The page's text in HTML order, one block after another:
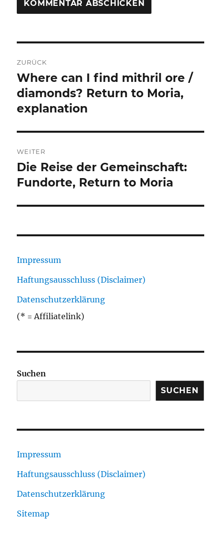
ZURÜCK
Vorheriger
Beitrag:
Where can I find mithril ore /
diamonds? Return to Moria,
explanation
WEITER
Nächster
Beitrag:
Die Reise der Gemeinschaft:
Fundorte, Return to Moria
Impressum
Haftungsausschluss (Disclaimer)
Datenschutzerklärung
(* = Affiliatelink)
Suchen
SUCHEN
Impressum
Haftungsausschluss (Disclaimer)
Datenschutzerklärung
Sitemap